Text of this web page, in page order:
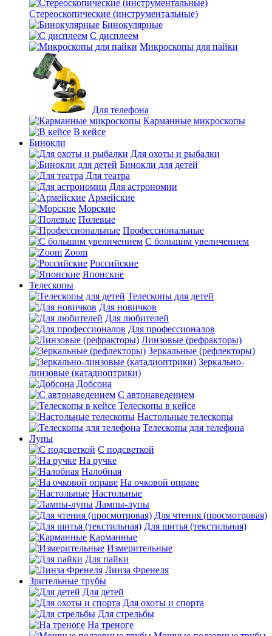
Стереоскопические (инструментальные)
Бинокулярные
С дисплеем
Микроскопы для пайки
Для телефона
Карманные микроскопы
В кейсе
Бинокли
Для охоты и рыбалки
Бинокли для детей
Для театра
Для астрономии
Армейские
Морские
Полевые
Профессиональные
С большим увеличением
Zoom
Российские
Японские
Телескопы
Телескопы для детей
Для новичков
Для любителей
Для профессионалов
Линзовые (рефракторы)
Зеркальные (рефлекторы)
Зеркально-
линзовые (катадиоптрики)
Добсона
С автонаведением
Телескопы в кейсе
Настольные телескопы
Телескопы для телефона
Лупы
С подсветкой
На ручке
Налобная
На очковой оправе
Настольные
Лампы-лупы
Для чтения (просмотровая)
Для шитья (текстильная)
Карманные
Измерительные
Для пайки
Линза Френеля
Зрительные трубы
Для детей
Для охоты и спорта
Для стрельбы
На треноге